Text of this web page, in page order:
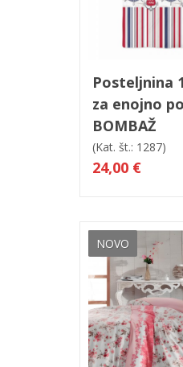
V košarico
Posteljnina
za enojno
BOMBAŽ
(Kat. št.: 1287)
24,00 €
NOVO